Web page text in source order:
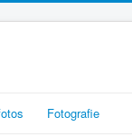
Fotografie